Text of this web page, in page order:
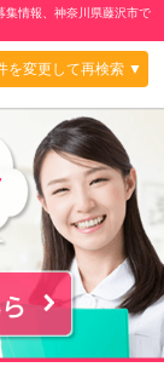
集情報、神奈川県藤沢市で
を変更して再検索 ▼